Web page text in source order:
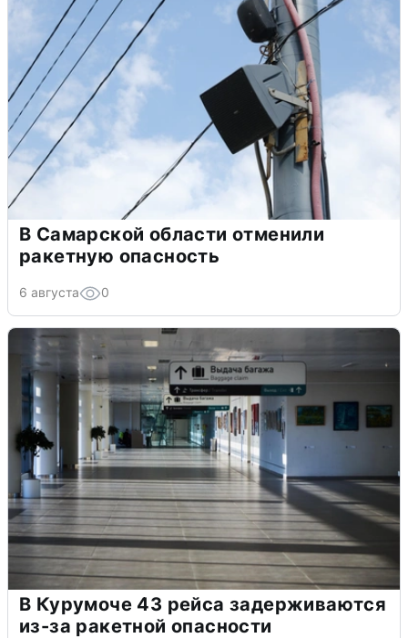
В Самарской области отменили
ракетную опасность
6 августа 0
В Курумоче 43 рейса задерживаются
из-за ракетной опасности